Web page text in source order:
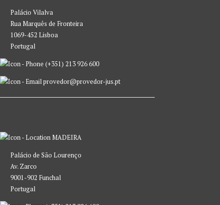
Palácio Vilalva
Rua Marquês de Fronteira
1069-452 Lisboa
Portugal
(+351) 213 926 600
provedor@provedor-jus.pt
MADEIRA
Palácio de São Lourenço
Av. Zarco
9001-902 Funchal
Portugal